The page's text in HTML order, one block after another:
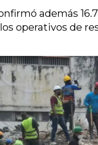
además
operativos de